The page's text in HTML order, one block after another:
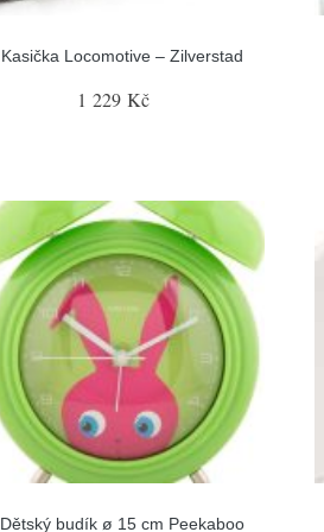
Kasička Locomotive – Zilverstad
1 229 Kč
Dětský budík ø 15 cm Peekaboo